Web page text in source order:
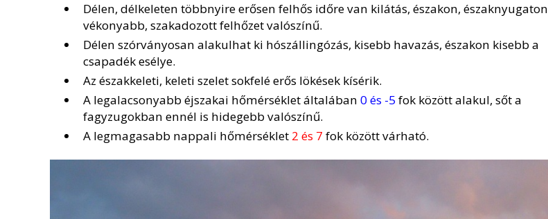
Délen, délkeleten többnyire erősen felhős időre van kilátás, északon, északnyugaton
vékonyabb, szakadozott felhőzet valószínű.
Délen szórványosan alakulhat ki hószállingózás, kisebb havazás, északon kisebb a
csapadék esélye.
Az északkeleti, keleti szelet sokfelé erős lökések kísérik.
A legalacsonyabb éjszakai hőmérséklet általában 0 és -5 fok között alakul, sőt a
fagyzugokban ennél is hidegebb valószínű.
A legmagasabb nappali hőmérséklet 2 és 7 fok között várható.